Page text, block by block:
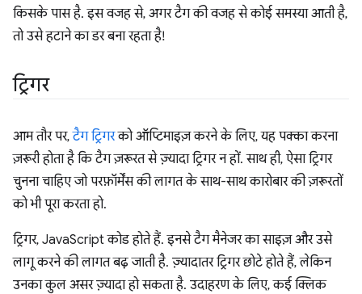
किसके पास है. इस वजह से, अगर टैग की वजह से कोई समस्या आती है,
तो उसे हटाने का डर बना रहता है!
ट्रिगर
आम तौर पर,टैग ट्रिगरको ऑप्टिमाइज़ करने के लिए, यह पक्का करना
ज़रूरी होता है कि टैग ज़रूरत से ज़्यादा ट्रिगर न हों. साथ ही, ऐसा ट्रिगर
चुनना चाहिए जो परफ़ॉर्मेंस की लागत के साथ-साथ कारोबार की ज़रूरतों
को भी पूरा करता हो.
ट्रिगर, JavaScript कोड होते हैं. इनसे टैग मैनेजर का साइज़ और उसे
लागू करने की लागत बढ़ जाती है. ज़्यादातर ट्रिगर छोटे होते हैं, लेकिन
उनका कुल असर ज़्यादा हो सकता है. उदाहरण के लिए, कई क्लिक